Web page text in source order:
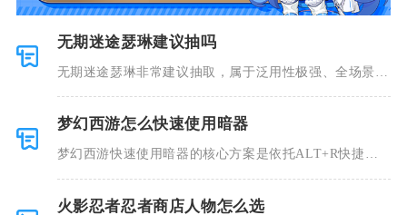
无期迷途瑟琳建议抽吗
无期迷途瑟琳非常建议抽取，属于泛用性极强、全场景适
梦幻西游怎么快速使用暗器
梦幻西游快速使用暗器的核心方案是依托ALT+R快捷键
火影忍者忍者商店人物怎么选